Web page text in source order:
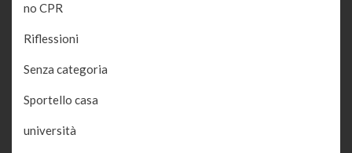
no CPR
Riflessioni
Senza categoria
Sportello casa
università